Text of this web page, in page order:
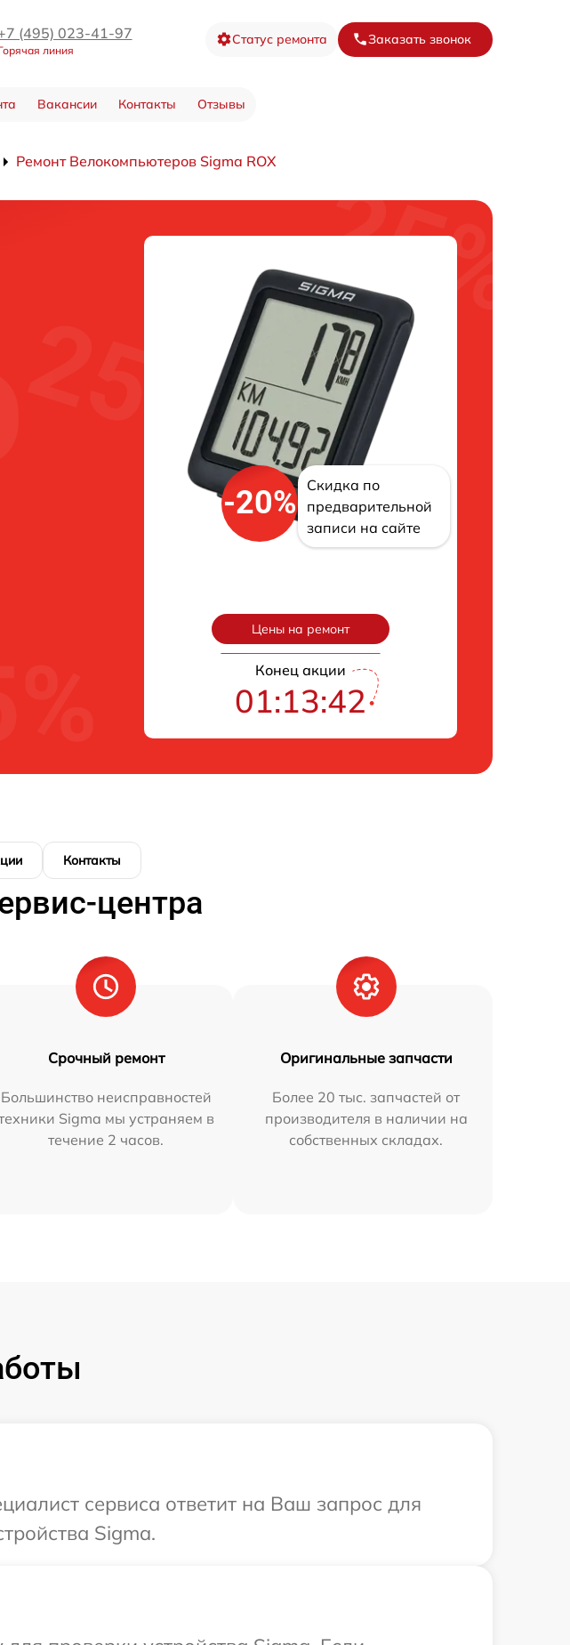
(495) 023-41-97
линия
Статус ремонта Заказать звонок
Вакансии Контакты Отзывы
Ремонт Велокомпьютеров Sigma ROX
-20%
Скидка по
предварительной
записи на сайте
Цены на ремонт
Конец акции
01:13:42
Контакты
центра
Срочный ремонт
Большинство неисправностей
Sigma мы устраняем в
течение 2 часов.
Оригинальные запчасти
Более 20 тыс. запчастей от
производителя в наличии на
собственных складах.
сервиса ответит на Ваш запрос для
Sigma.